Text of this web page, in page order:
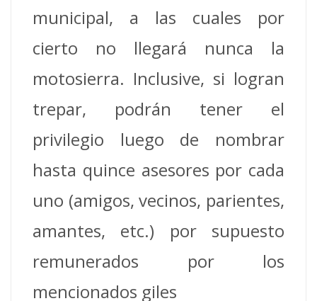
municipal, a las cuales por
cierto no llegará nunca la
motosierra. Inclusive, si logran
trepar, podrán tener el
privilegio luego de nombrar
hasta quince asesores por cada
uno (amigos, vecinos, parientes,
amantes, etc.) por supuesto
remunerados por los
mencionados giles